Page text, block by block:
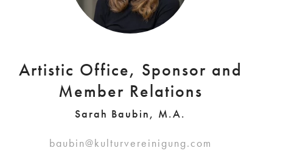
Artistic Office, Sponsor and
Member Relations
Sarah Baubin, M.A.
baubin@kulturvereinigung.com